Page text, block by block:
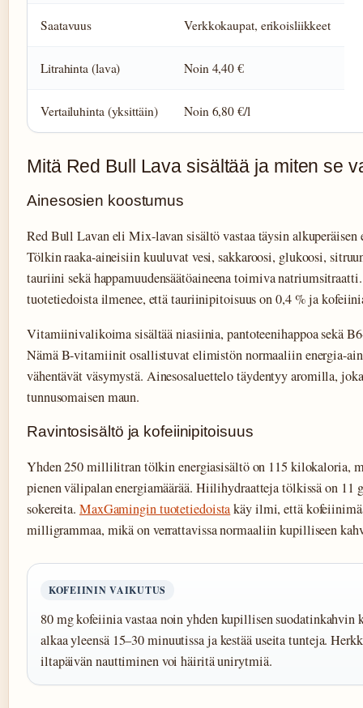
Saatavuus Verkkokaupat, erikoisliikkeet
Litrahinta (lava) Noin 4,40 €
Vertailuhinta (yksittäin) Noin 6,80 €/l
Mitä Red Bull Lava sisältää ja miten se
Ainesosien koostumus
Red Bull Lavan eli Mix-lavan sisältö vastaa täysin alkuperäisen
Tölkin raaka-aineisiin kuuluvat vesi, sakkaroosi, glukoosi,
tauriini sekä happamuudensäätöaineena toimiva
tuotetiedoista ilmenee, että tauriinipitoisuus on 0,4 % ja
Vitamiinivalikoima sisältää niasiinia, pantoteenihappoa sekä
Nämä B-vitamiinit osallistuvat elimistön normaaliin energia-
vähentävät väsymystä. Ainesosaluettelo täydentyy aromilla,
tunnusomaisen maun.
Ravintosisältö ja kofeiinipitoisuus
Yhden 250 millilitran tölkin energiasisältö on 115 kilokaloria,
pienen välipalan energiamäärää. Hiilihydraatteja tölkissä on 11
sokereita. MaxGamingin tuotetiedoistakäy ilmi, että
milligrammaa, mikä on verrattavissa normaaliin kupilliseen
KOFEIININ VAIKUTUS
80 mg kofeiinia vastaa noin yhden kupillisen
alkaa yleensä 15–30 minuutissa ja kestää useita tunteja.
iltapäivän nauttiminen voi häiritä unirytmiä.